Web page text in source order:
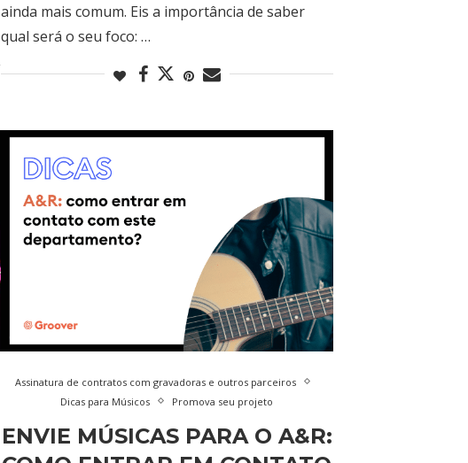
ainda mais comum. Eis a importância de saber
qual será o seu foco: …
Assinatura de contratos com gravadoras e outros parceiros
Dicas para Músicos
Promova seu projeto
ENVIE MÚSICAS PARA O A&R: